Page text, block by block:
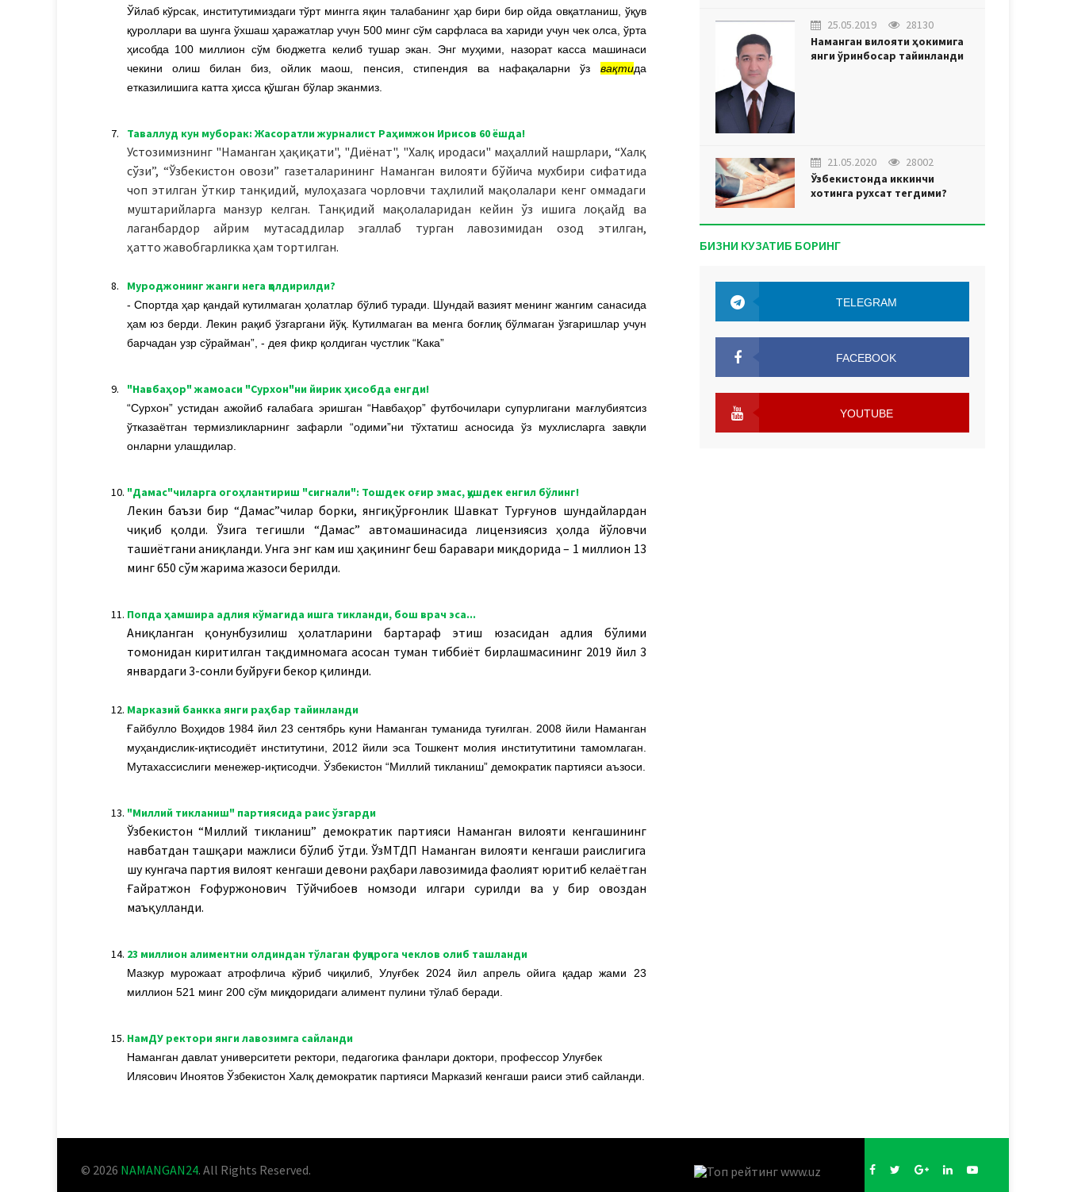
Ўйлаб кўрсак, институтимиздаги тўрт мингга яқин талабанинг ҳар бири бир ойда овқатланиш, ўқув
қуроллари ва шунга ўхшаш ҳаражатлар учун 500 минг сўм сарфласа ва хариди учун чек олса, ўрта
ҳисобда 100 миллион сўм бюджетга келиб тушар экан. Энг муҳими, назорат касса машинаси
чекини олиш билан биз, ойлик маош, пенсия, стипендия ва нафақаларни ўз вақтида
етказилишига катта ҳисса қўшган бўлар эканмиз.
7. Таваллуд кун муборак: Жасоратли журналист Раҳимжон Ирисов 60 ёшда!
Устозимизнинг "Наманган ҳақиқати", "Диёнат", "Халқ иродаси" маҳаллий нашрлари, “Халқ
сўзи”, “Ўзбекистон овози” газеталарининг Наманган вилояти бўйича мухбири сифатида
чоп этилган ўткир танқидий, мулоҳазага чорловчи таҳлилий мақолалари кенг оммадаги
муштарийларга манзур келган. Танқидий мақолаларидан кейин ўз ишига лоқайд ва
лаганбардор айрим мутасаддилар эгаллаб турган лавозимидан озод этилган,
ҳатто жавобгарликка ҳам тортилган.
8. Муроджонинг жанги нега қолдирилди?
- Спортда ҳар қандай кутилмаган ҳолатлар бўлиб туради. Шундай вазият менинг жангим санасида
ҳам юз берди. Лекин рақиб ўзгаргани йўқ. Кутилмаган ва менга боғлиқ бўлмаган ўзгаришлар учун
барчадан узр сўрайман”, - дея фикр қолдиган чустлик “Кака”
9. "Навбаҳор" жамоаси "Сурхон"ни йирик ҳисобда енгди!
“Сурхон” устидан ажойиб ғалабага эришган “Навбаҳор” футбочилари супурлигани мағлубиятсиз
ўтказаётган термизликларнинг зафарли “одими”ни тўхтатиш асносида ўз мухлисларга завқли
онларни улашдилар.
10. "Дамас"чиларга огоҳлантириш "сигнали": Тошдек оғир эмас, қушдек енгил бўлинг!
Лекин баъзи бир “Дамас”чилар борки, янгиқўрғонлик Шавкат Турғунов шундайлардан
чиқиб қолди. Ўзига тегишли “Дамас” автомашинасида лицензиясиз ҳолда йўловчи
ташиётгани аниқланди. Унга энг кам иш ҳақининг беш баравари миқдорида – 1 миллион 13
минг 650 сўм жарима жазоси берилди.
11. Попда ҳамшира адлия кўмагида ишга тикланди, бош врач эса...
Аниқланган қонунбузилиш ҳолатларини бартараф этиш юзасидан адлия бўлими
томонидан киритилган тақдимномага асосан туман тиббиёт бирлашмасининг 2019 йил 3
январдаги 3-сонли буйруғи бекор қилинди.
12. Марказий банкка янги раҳбар тайинланди
Ғайбулло Воҳидов 1984 йил 23 сентябрь куни Наманган туманида туғилган. 2008 йили Наманган
муҳандислик-иқтисодиёт институтини, 2012 йили эса Тошкент молия институтитини тамомлаган.
Мутахассислиги менежер-иқтисодчи. Ўзбекистон “Миллий тикланиш” демократик партияси аъзоси.
13. "Миллий тикланиш" партиясида раис ўзгарди
Ўзбекистон “Миллий тикланиш” демократик партияси Наманган вилояти кенгашининг
навбатдан ташқари мажлиси бўлиб ўтди. ЎзМТДП Наманган вилояти кенгаши раислигига
шу кунгача партия вилоят кенгаши девони раҳбари лавозимида фаолият юритиб келаётган
Ғайратжон Ғофуржонович Тўйчибоев номзоди илгари сурилди ва у бир овоздан
маъқулланди.
14. 23 миллион алиментни олдиндан тўлаган фуқарога чеклов олиб ташланди
Мазкур мурожаат атрофлича кўриб чиқилиб, Улуғбек 2024 йил апрель ойига қадар жами 23
миллион 521 минг 200 сўм миқдоридаги алимент пулини тўлаб беради.
15. НамДУ ректори янги лавозимга сайланди
Наманган давлат университети ректори, педагогика фанлари доктори, профессор Улуғбек
Илясович Иноятов Ўзбекистон Халқ демократик партияси Марказий кенгаши раиси этиб сайланди.
25.05.2019
28130
Наманган вилояти ҳокимига
янги ўринбосар тайинланди
21.05.2020
28002
Ўзбекистонда иккинчи
хотинга рухсат тегдими?
БИЗНИ КУЗАТИБ БОРИНГ
TELEGRAM
FACEBOOK
YOUTUBE
© 2026 NAMANGAN24. All Rights Reserved.